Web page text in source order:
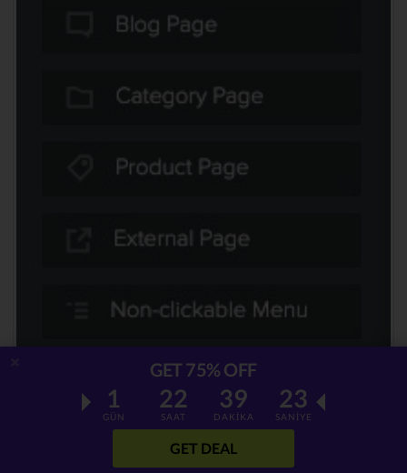
Temaları Özelleştirme
GET 75% OFF
1
GÜN
22
SAAT
39
DAKİKA
22
SANİYE
GET DEAL